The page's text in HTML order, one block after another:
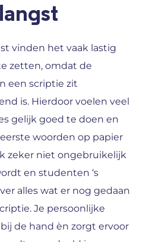
vinden het vaak lastig
zetten, omdat de
een scriptie zit
is. Hierdoor voelen veel
gelijk goed te doen en
woorden op papier
zeker niet ongebruikelijk
en studenten ‘s
alles wat er nog gedaan
Je persoonlijke
de hand èn zorgt ervoor